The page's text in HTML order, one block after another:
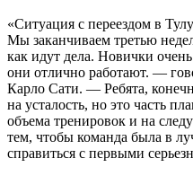
«Ситуация с переездом в
Мы заканчиваем третью
как идут дела. Новички
они отлично работают. —
Карло Сати. — Ребята,
на усталость, но это часть
объема тренировок и на
тем, чтобы команда была в
справиться с первыми